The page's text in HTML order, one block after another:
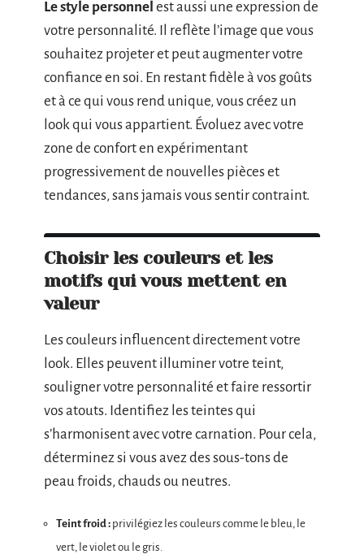
Le style personnel est aussi une expression de
votre personnalité. Il reflète l’image que vous
souhaitez projeter et peut augmenter votre
confiance en soi. En restant fidèle à vos goûts
et à ce qui vous rend unique, vous créez un
look qui vous appartient. Évoluez avec votre
zone de confort en expérimentant
progressivement de nouvelles pièces et
tendances, sans jamais vous sentir contraint.
Choisir les couleurs et les
motifs qui vous mettent en
valeur
Les couleurs influencent directement votre
look. Elles peuvent illuminer votre teint,
souligner votre personnalité et faire ressortir
vos atouts. Identifiez les teintes qui
s’harmonisent avec votre carnation. Pour cela,
déterminez si vous avez des sous-tons de
peau froids, chauds ou neutres.
Teint froid : privilégiez les couleurs comme le bleu, le
vert, le violet ou le gris.